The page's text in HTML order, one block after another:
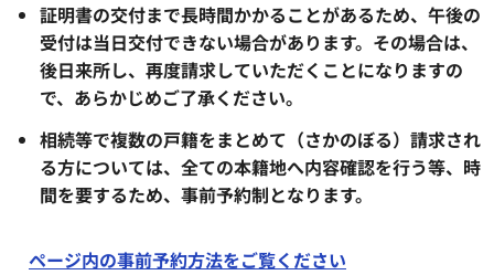
証明書の交付まで長時間かかることがあるため、午後の
受付は当日交付できない場合があります。その場合は、
後日来所し、再度請求していただくことになりますの
で、あらかじめご了承ください。
相続等で複数の戸籍をまとめて（さかのぼる）請求され
る方については、全ての本籍地へ内容確認を行う等、時
間を要するため、事前予約制となります。
ページ内の事前予約方法をご覧ください